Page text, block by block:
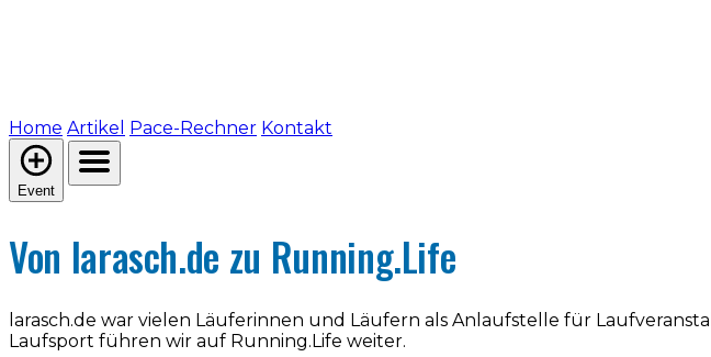
Home Artikel Pace-Rechner Kontakt
Event
Von larasch.de zu Running.Life
larasch.de war vielen Läuferinnen und Läufern als Anlaufstelle für
Laufsport führen wir auf Running.Life weiter.